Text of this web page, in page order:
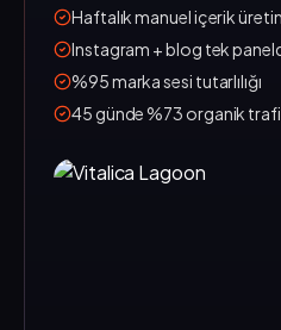
Haftalık manuel içerik
Instagram + blog tek
%95 marka sesi tutarlılığı
45 günde %73 organik